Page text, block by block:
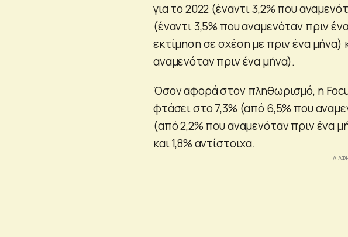
για το 2022 (έναντι 3,2% που
(έναντι 3,5% που αναμενόταν πριν
εκτίμηση σε σχέση με πριν ένα μήνα)
αναμενόταν πριν ένα μήνα).
Όσον αφορά στον πληθωρισμό, η
φτάσει στο 7,3% (από 6,5% που
(από 2,2% που αναμενόταν πριν ένα
και 1,8% αντίστοιχα.